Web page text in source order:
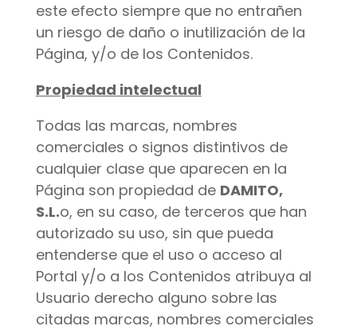
este efecto siempre que no entrañen
un riesgo de daño o inutilización de la
Página, y/o de los Contenidos.
Propiedad intelectual
Todas las marcas, nombres
comerciales o signos distintivos de
cualquier clase que aparecen en la
Página son propiedad de DAMITO,
S.L.o, en su caso, de terceros que han
autorizado su uso, sin que pueda
entenderse que el uso o acceso al
Portal y/o a los Contenidos atribuya al
Usuario derecho alguno sobre las
citadas marcas, nombres comerciales